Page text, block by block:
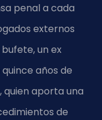
penal a cada
externos
un ex
años de
quien aporta una
de